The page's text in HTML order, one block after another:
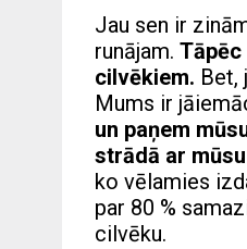
Jau sen ir
runājam.
cilvēkiem. Bet,
Mums ir
un paņem
strādā ar
ko vēlamies
par 80 %
cilvēku.